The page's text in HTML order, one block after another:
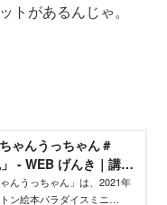
トがあるんじゃ。
ゃんうっちゃん＃
- WEB げんき｜講談
んうっちゃん」は、2021年
ン絵本パラダイスミニ